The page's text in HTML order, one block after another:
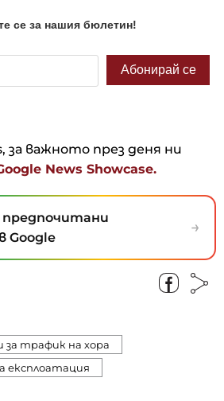
за важното през деня ни
News Showcase.
предпочитани
Google
→
за трафик на хора
експлоатация